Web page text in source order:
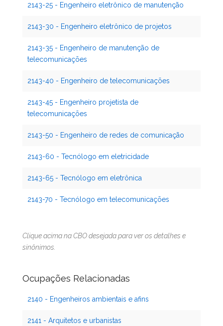
2143-25 - Engenheiro eletrônico de manutenção
2143-30 - Engenheiro eletrônico de projetos
2143-35 - Engenheiro de manutenção de
telecomunicações
2143-40 - Engenheiro de telecomunicações
2143-45 - Engenheiro projetista de
telecomunicações
2143-50 - Engenheiro de redes de comunicação
2143-60 - Tecnólogo em eletricidade
2143-65 - Tecnólogo em eletrônica
2143-70 - Tecnólogo em telecomunicações
Clique acima na CBO desejada para ver os detalhes e
sinônimos.
Ocupações Relacionadas
2140 - Engenheiros ambientais e afins
2141 - Arquitetos e urbanistas